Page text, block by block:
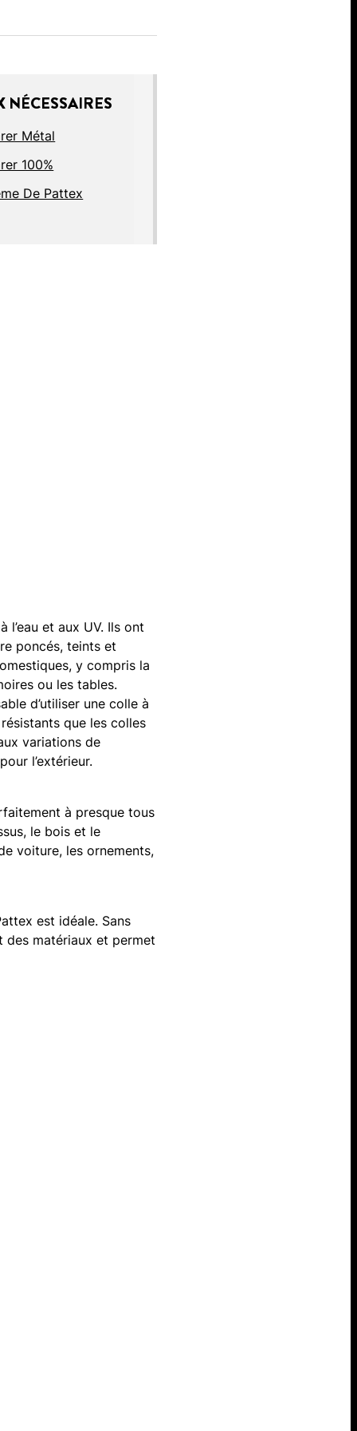
Métal
100%
De Pattex
et aux UV. Ils ont
poncés, teints et
y compris la
ou les tables.
d’utiliser une colle à
que les colles
variations de
l’extérieur.
à presque tous
le bois et le
voiture, les ornements,
est idéale. Sans
des matériaux et permet